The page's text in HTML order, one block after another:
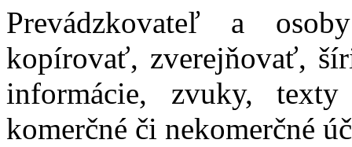
Prevádzkovateľ a
kopírovať, zverejňovať,
informácie, zvuky,
komerčné či nekomerčné